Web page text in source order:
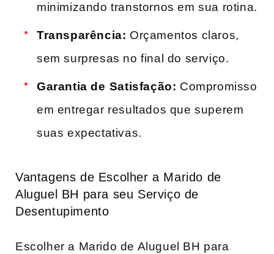
minimizando transtornos em sua rotina.
Transparência: ‍Orçamentos claros,
sem surpresas no final do serviço.
Garantia​ de ⁢Satisfação: Compromisso
em entregar resultados‌ que superem
suas expectativas.
Vantagens de ​Escolher a​ Marido de
Aluguel BH ​para seu Serviço de​
Desentupimento
Escolher a Marido ‍de‍ Aluguel BH para